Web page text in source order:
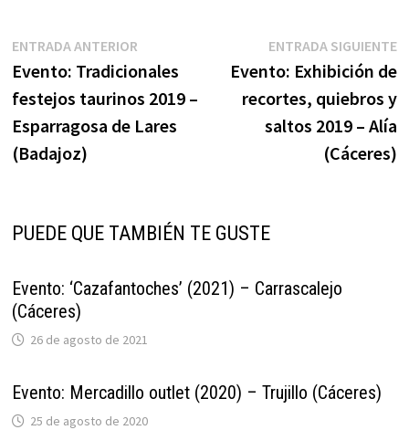
Navegación
de
entradas
ENTRADA ANTERIOREntrada
anterior:
Evento: Tradicionales
festejos taurinos 2019 –
Esparragosa de Lares
(Badajoz)
ENTRADA SIGUIENTE
Evento: Exhibición de
recortes, quiebros y
saltos 2019 – Alía
(Cáceres)
PUEDE QUE TAMBIÉN TE GUSTE
Evento: ‘Cazafantoches’ (2021) – Carrascalejo
(Cáceres)
26 de agosto de 2021
Evento: Mercadillo outlet (2020) – Trujillo (Cáceres)
25 de agosto de 2020